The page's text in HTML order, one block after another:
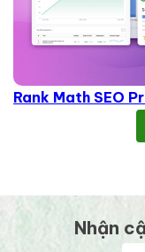
Rank Math SEO
Nhận